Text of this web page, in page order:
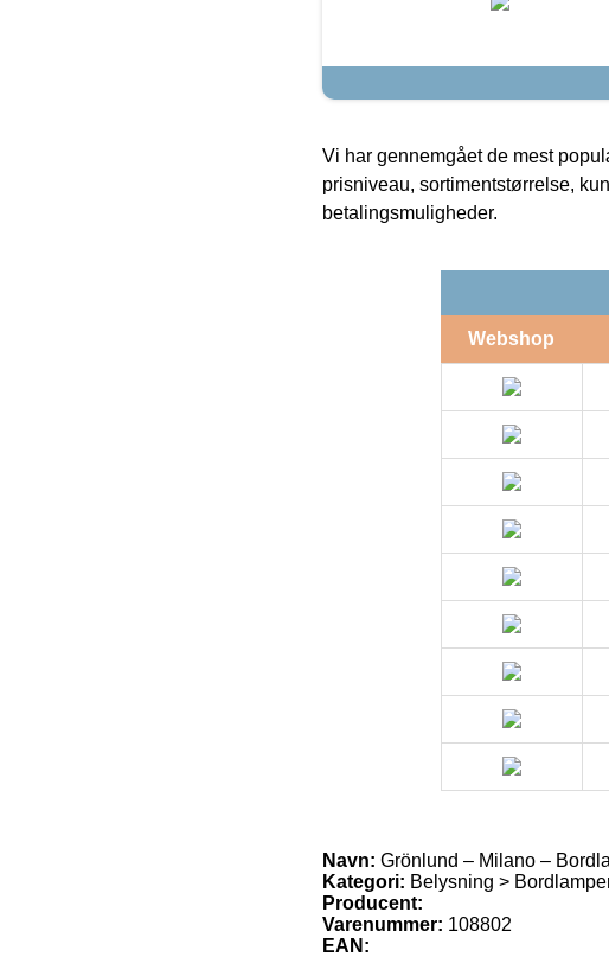
Vi har gennemgået de mest
prisniveau, sortimentstørrelse,
betalingsmuligheder.
Webshop
Navn: Grönlund – Milano –
Kategori: Belysning >
Producent:
Varenummer: 108802
EAN: